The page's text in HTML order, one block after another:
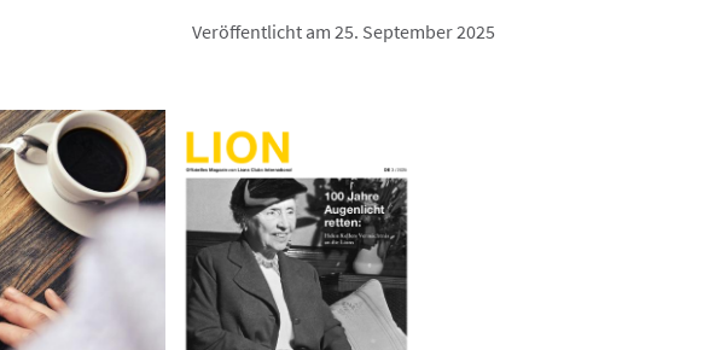
Veröffentlicht am 25. September 2025